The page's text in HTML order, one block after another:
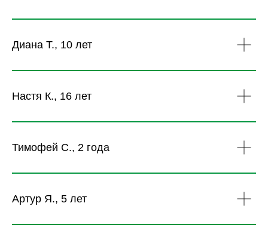
Диана Т., 10 лет
Настя К., 16 лет
Тимофей С., 2 года
Артур Я., 5 лет